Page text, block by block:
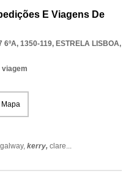
E Viagens De
6ºA, 1350-119, ESTRELA LISBOA,
Mapa
galway, kerry, clare...